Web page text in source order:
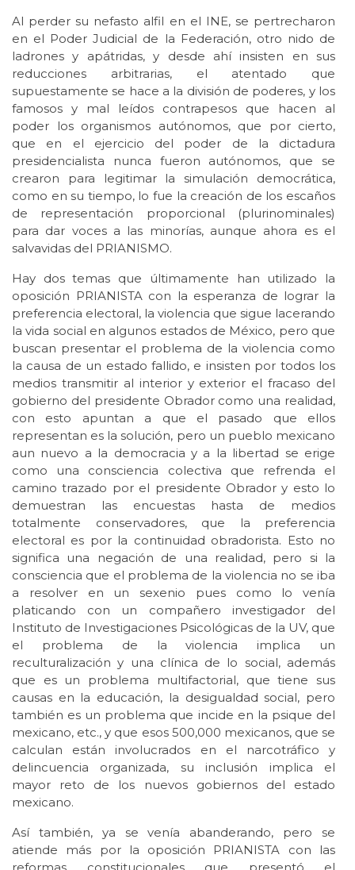
Al perder su nefasto alfil en el INE, se pertrecharon
en el Poder Judicial de la Federación, otro nido de
ladrones y apátridas, y desde ahí insisten en sus
reducciones arbitrarias, el atentado que
supuestamente se hace a la división de poderes, y los
famosos y mal leídos contrapesos que hacen al
poder los organismos autónomos, que por cierto,
que en el ejercicio del poder de la dictadura
presidencialista nunca fueron autónomos, que se
crearon para legitimar la simulación democrática,
como en su tiempo, lo fue la creación de los escaños
de representación proporcional (plurinominales)
para dar voces a las minorías, aunque ahora es el
salvavidas del PRIANISMO.
Hay dos temas que últimamente han utilizado la
oposición PRIANISTA con la esperanza de lograr la
preferencia electoral, la violencia que sigue lacerando
la vida social en algunos estados de México, pero que
buscan presentar el problema de la violencia como
la causa de un estado fallido, e insisten por todos los
medios transmitir al interior y exterior el fracaso del
gobierno del presidente Obrador como una realidad,
con esto apuntan a que el pasado que ellos
representan es la solución, pero un pueblo mexicano
aun nuevo a la democracia y a la libertad se erige
como una consciencia colectiva que refrenda el
camino trazado por el presidente Obrador y esto lo
demuestran las encuestas hasta de medios
totalmente conservadores, que la preferencia
electoral es por la continuidad obradorista. Esto no
significa una negación de una realidad, pero si la
consciencia que el problema de la violencia no se iba
a resolver en un sexenio pues como lo venía
platicando con un compañero investigador del
Instituto de Investigaciones Psicológicas de la UV, que
el problema de la violencia implica un
reculturalización y una clínica de lo social, además
que es un problema multifactorial, que tiene sus
causas en la educación, la desigualdad social, pero
también es un problema que incide en la psique del
mexicano, etc., y que esos 500,000 mexicanos, que se
calculan están involucrados en el narcotráfico y
delincuencia organizada, su inclusión implica el
mayor reto de los nuevos gobiernos del estado
mexicano.
Así también, ya se venía abanderando, pero se
atiende más por la oposición PRIANISTA con las